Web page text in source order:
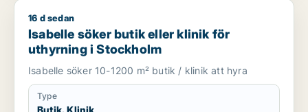
Isabelle söker butik eller klinik för uthyrning i Stockholm
16 d sedan
Isabelle söker butik eller klinik för
uthyrning i Stockholm
Isabelle söker 10-1200 m² butik / klinik att hyra
Type
Butik, Klinik